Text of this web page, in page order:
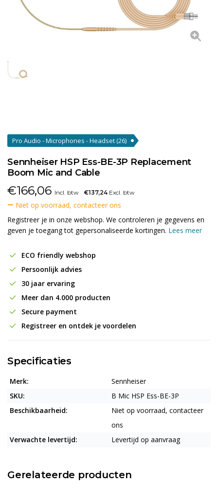
Pro Audio - Microphones - Headset(26)
Sennheiser HSP Ess-BE-3P Replacement
Boom Mic and Cable
€166,06 Incl. btw €137,24 Excl. btw
Niet op voorraad, contacteer ons
Registreer je in onze webshop. We controleren je gegevens en
geven je toegang tot gepersonaliseerde kortingen. Lees meer
ECO friendly webshop
Persoonlijk advies
30 jaar ervaring
Meer dan 4.000 producten
Secure payment
Registreer en ontdek je voordelen
Specificaties
Merk:
Sennheiser
SKU:
B Mic HSP Ess-BE-3P
Beschikbaarheid:
Niet op voorraad, contacteer
ons
Verwachte levertijd:
Levertijd op aanvraag
Gerelateerde producten